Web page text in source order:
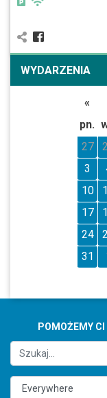
WYDARZENIA
«
pn.
27
3
10
17
24
31
POMOŻEMY